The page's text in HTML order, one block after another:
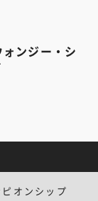
ォンジー・シ
オンシップ